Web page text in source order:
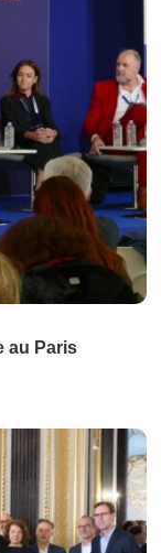
au Paris